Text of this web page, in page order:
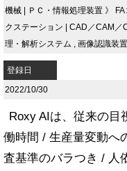
機械
ＰＣ・情報処理装置 》
クステーション
CAD／CAM／
理・解析システム , 画像認識装置
登録日
2022/10/30
Roxy AIは、従来の目
働時間 / 生産量変動へ
査基準のバラつき / 人